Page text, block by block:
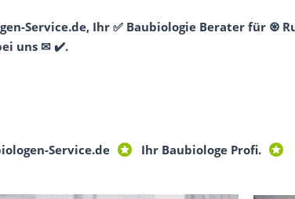
Service.de, Ihr ✅ Baubiologie Berater für ♼
uns ✉ ✔️.
Service.de Ihr Baubiologe Profi.